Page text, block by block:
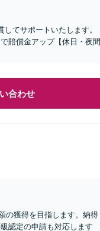
てサポートいたします。
賠償金アップ【休日・夜間
合わせ
の獲得を目指します。納得
認定の申請も対応します